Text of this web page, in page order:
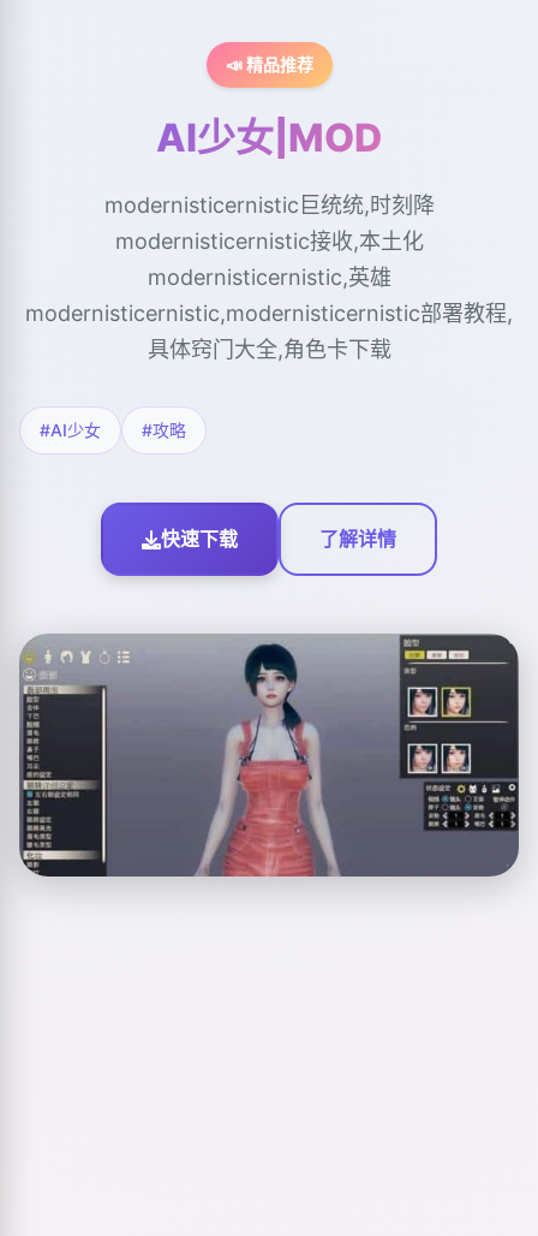
📣 精品推荐
AI少女|MOD
modernisticernistic巨统统,时刻降
modernisticernistic接收,本土化
modernisticernistic,英雄
modernisticernistic,modernisticernistic部署教程,
具体窍门大全,角色卡下载
#AI少女 #攻略
快速下载 了解详情